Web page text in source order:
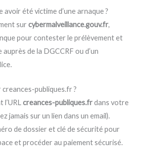
avoir été victime d’une arnaque ?
surcybermalveillance.gouv.fr,
pour contester le prélèvement et
de la DGCCRF ou d’un
publiques.fr ?
l’URLcreances-publiques.frdans votre
jamais sur un lien dans un email).
de dossier et clé de sécurité pour
et procéder au paiement sécurisé.